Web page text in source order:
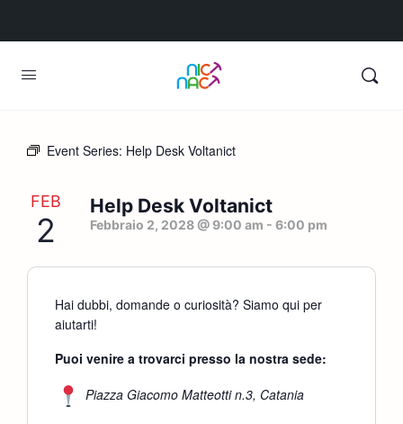
Event Series: Help Desk Voltanict
FEB
2
Help Desk Voltanict
Febbraio 2, 2028 @ 9:00 am - 6:00 pm
Hai dubbi, domande o curiosità? Siamo qui per
aiutarti!
Puoi venire a trovarci presso la nostra sede:
Piazza Giacomo Matteotti n.3, Catania